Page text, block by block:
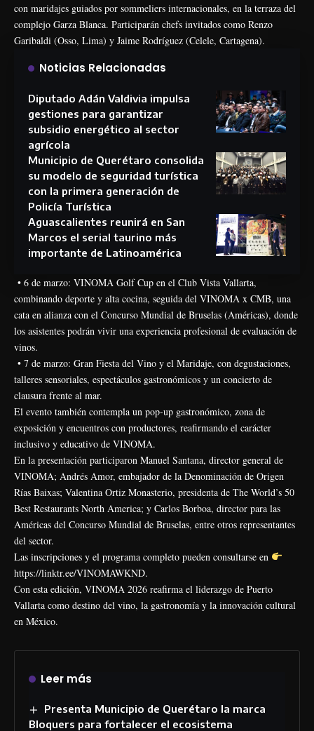
con maridajes guiados por sommeliers internacionales, en la terraza del
complejo Garza Blanca. Participarán chefs invitados como Renzo
Garibaldi (Osso, Lima) y Jaime Rodríguez (Celele, Cartagena).
Noticias Relacionadas
Diputado Adán Valdivia impulsa
gestiones para garantizar
subsidio energético al sector
agrícola
Municipio de Querétaro consolida
su modelo de seguridad turística
con la primera generación de
Policía Turística
Aguascalientes reunirá en San
Marcos el serial taurino más
importante de Latinoamérica
• 6 de marzo: VINOMA Golf Cup en el Club Vista Vallarta,
combinando deporte y alta cocina, seguida del VINOMA x CMB, una
cata en alianza con el Concurso Mundial de Bruselas (Américas), donde
los asistentes podrán vivir una experiencia profesional de evaluación de
vinos.
• 7 de marzo: Gran Fiesta del Vino y el Maridaje, con degustaciones,
talleres sensoriales, espectáculos gastronómicos y un concierto de
clausura frente al mar.
El evento también contempla un pop-up gastronómico, zona de
exposición y encuentros con productores, reafirmando el carácter
inclusivo y educativo de VINOMA.
En la presentación participaron Manuel Santana, director general de
VINOMA; Andrés Amor, embajador de la Denominación de Origen
Rías Baixas; Valentina Ortiz Monasterio, presidenta de The World’s 50
Best Restaurants North America; y Carlos Borboa, director para las
Américas del Concurso Mundial de Bruselas, entre otros representantes
del sector.
Las inscripciones y el programa completo pueden consultarse en
https://linktr.ee/VINOMAWKND.
Con esta edición, VINOMA 2026 reafirma el liderazgo de Puerto
Vallarta como destino del vino, la gastronomía y la innovación cultural
en México.
Leer más
Presenta Municipio de Querétaro la marca
Bloquers para fortalecer el ecosistema